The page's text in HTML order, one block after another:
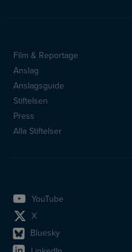
Sidfotsmeny
Film & Reportage
Anslag
Anslagsguide
Stiftelsen
Press
Alla Stiftelser
YouTube
X
Bluesky